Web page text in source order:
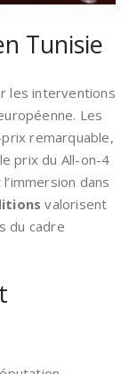
Tunisie
les interventions
Les
remarquable,
prix du All-on-4
dans
valorisent
du cadre